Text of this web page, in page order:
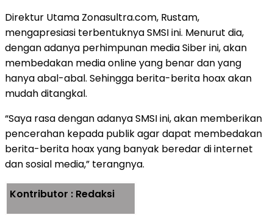
Direktur Utama Zonasultra.com, Rustam,
mengapresiasi terbentuknya SMSI ini. Menurut dia,
dengan adanya perhimpunan media Siber ini, akan
membedakan media online yang benar dan yang
hanya abal-abal. Sehingga berita-berita hoax akan
mudah ditangkal.
“Saya rasa dengan adanya SMSI ini, akan memberikan
pencerahan kepada publik agar dapat membedakan
berita-berita hoax yang banyak beredar di internet
dan sosial media,” terangnya.
Kontributor : Redaksi